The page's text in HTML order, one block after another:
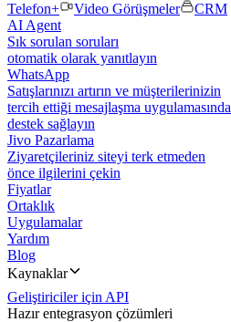
Telefon+
Video Görüşmeler
CRM
AI Agent
Sık sorulan soruları
otomatik olarak yanıtlayın
WhatsApp
Satışlarınızı artırın ve müşterilerinizin
tercih ettiği mesajlaşma uygulamasında
destek sağlayın
Jivo Pazarlama
Ziyaretçileriniz siteyi terk etmeden
önce ilgilerini çekin
Fiyatlar
Ortaklık
Uygulamalar
Yardım
Blog
Kaynaklar
Geliştiriciler için API
Hazır entegrasyon çözümleri